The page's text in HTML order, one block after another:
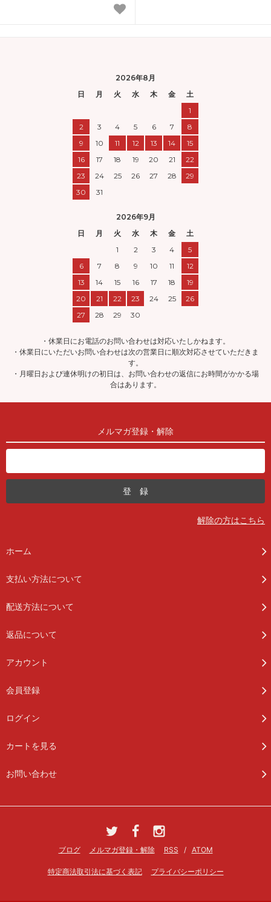
2026年8月
日
月 火 水 木 金
土
1
2
3 4 5 6 7
8
9
10 11 12 13 14
15
16
17 18 19 20 21
22
23
24 25 26 27 28
29
30
31
2026年9月
日
月 火 水 木 金
土
1
2 3 4
5
6
7 8 9 10 11
12
13
14 15 16 17 18
19
20
21 22 23 24 25
26
27
28 29 30
・休業日にお電話のお問い合わせは対応いたしかねます。
・休業日にいただいお問い合わせは次の営業日に順次対応させていただきま
す。
・月曜日および連休明けの初日は、お問い合わせの返信にお時間がかかる場
合はあります。
メルマガ登録・解除
解除の方はこちら
ホーム
支払い方法について
配送方法について
返品について
アカウント
会員登録
ログイン
カートを見る
お問い合わせ
ブログ メルマガ登録・解除 RSS / ATOM
特定商法取引法に基づく表記 プライバシーポリシー